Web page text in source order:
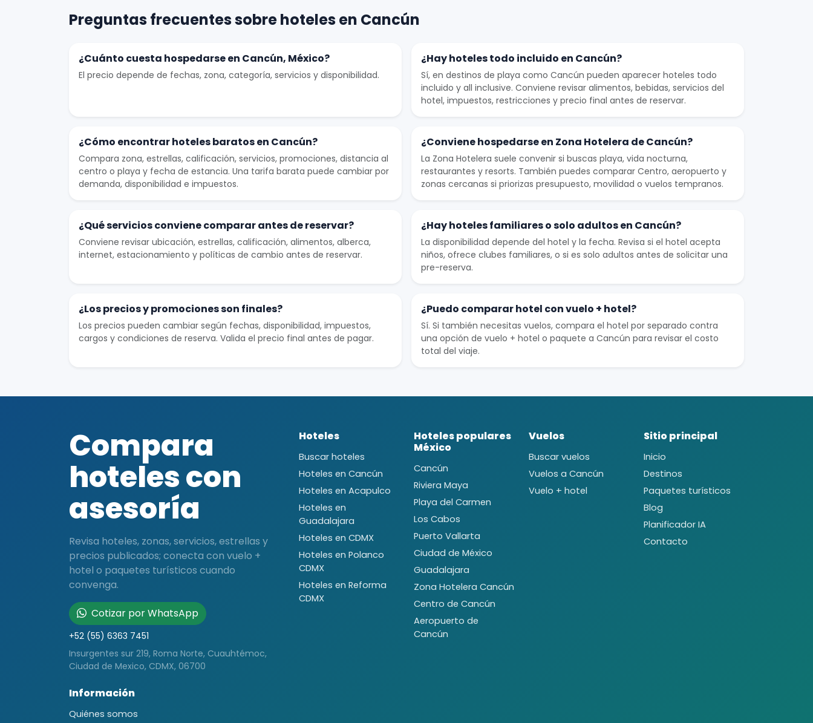
Preguntas frecuentes sobre hoteles en Cancún
¿Cuánto cuesta hospedarse en Cancún, México?
El precio depende de fechas, zona, categoría, servicios y disponibilidad.
¿Hay hoteles todo incluido en Cancún?
Sí, en destinos de playa como Cancún pueden aparecer hoteles todo
incluido y all inclusive. Conviene revisar alimentos, bebidas, servicios del
hotel, impuestos, restricciones y precio final antes de reservar.
¿Cómo encontrar hoteles baratos en Cancún?
Compara zona, estrellas, calificación, servicios, promociones, distancia al
centro o playa y fecha de estancia. Una tarifa barata puede cambiar por
demanda, disponibilidad e impuestos.
¿Conviene hospedarse en Zona Hotelera de Cancún?
La Zona Hotelera suele convenir si buscas playa, vida nocturna,
restaurantes y resorts. También puedes comparar Centro, aeropuerto y
zonas cercanas si priorizas presupuesto, movilidad o vuelos tempranos.
¿Qué servicios conviene comparar antes de reservar?
Conviene revisar ubicación, estrellas, calificación, alimentos, alberca,
internet, estacionamiento y políticas de cambio antes de reservar.
¿Hay hoteles familiares o solo adultos en Cancún?
La disponibilidad depende del hotel y la fecha. Revisa si el hotel acepta
niños, ofrece clubes familiares, o si es solo adultos antes de solicitar una
pre-reserva.
¿Los precios y promociones son finales?
Los precios pueden cambiar según fechas, disponibilidad, impuestos,
cargos y condiciones de reserva. Valida el precio final antes de pagar.
¿Puedo comparar hotel con vuelo + hotel?
Sí. Si también necesitas vuelos, compara el hotel por separado contra
una opción de vuelo + hotel o paquete a Cancún para revisar el costo
total del viaje.
Compara
hoteles con
asesoría
Revisa hoteles, zonas, servicios, estrellas y
precios publicados; conecta con vuelo +
hotel o paquetes turísticos cuando
convenga.
Cotizar por WhatsApp
+52 (55) 6363 7451
Insurgentes sur 219, Roma Norte, Cuauhtémoc,
Ciudad de Mexico, CDMX, 06700
Hoteles
Buscar hoteles
Hoteles en Cancún
Hoteles en Acapulco
Hoteles en
Guadalajara
Hoteles en CDMX
Hoteles en Polanco
CDMX
Hoteles en Reforma
CDMX
Hoteles populares
México
Cancún
Riviera Maya
Playa del Carmen
Los Cabos
Puerto Vallarta
Ciudad de México
Guadalajara
Zona Hotelera Cancún
Centro de Cancún
Aeropuerto de
Cancún
Vuelos
Buscar vuelos
Vuelos a Cancún
Vuelo + hotel
Sitio principal
Inicio
Destinos
Paquetes turísticos
Blog
Planificador IA
Contacto
Información
Quiénes somos